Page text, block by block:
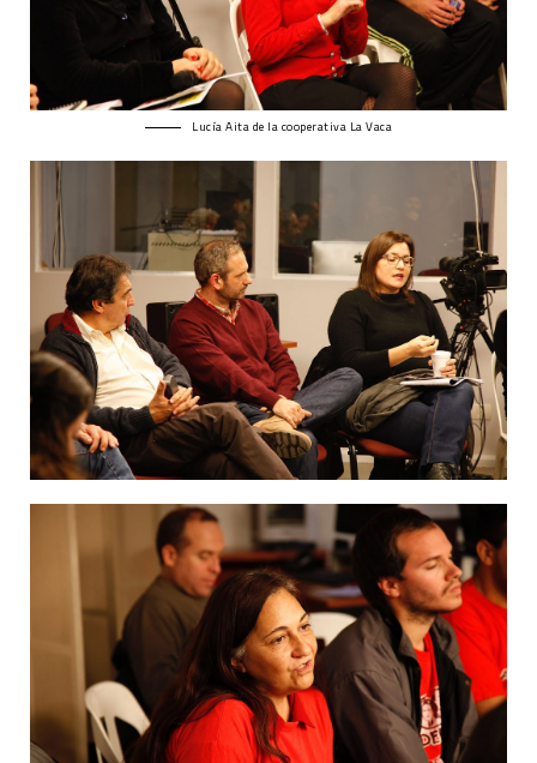
Lucía Aita de la cooperativa La Vaca